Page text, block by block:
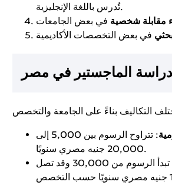
تُدرس باللغة الإنجليزية.
مقابلة شخصية
الماجستير في مصر
: تتراوح الرسوم بين 5,000 إلى
20,000 جنيه مصري سنويًا.
: تبدأ الرسوم من 30,000 وقد تصل